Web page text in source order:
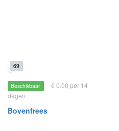
69
Beschikbaar
€ 0.00 per 14
dagen
Bovenfrees